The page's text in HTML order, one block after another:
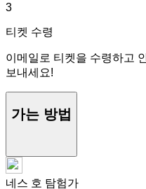
3
티켓 수령
이메일로 티켓을 수령하고
보내세요!
가는 방법
네스 호 탐험가